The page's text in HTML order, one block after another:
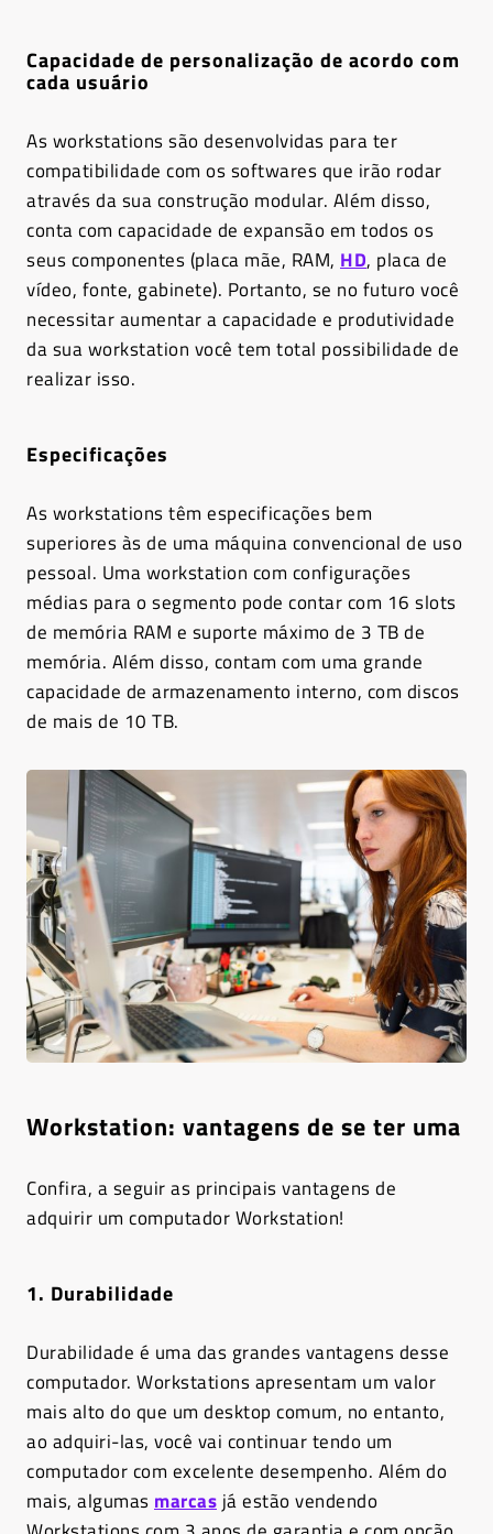
Capacidade de personalização de acordo com
cada usuário
As workstations são desenvolvidas para ter
compatibilidade com os softwares que irão rodar
através da sua construção modular. Além disso,
conta com capacidade de expansão em todos os
seus componentes (placa mãe, RAM, HD, placa de
vídeo, fonte, gabinete). Portanto, se no futuro você
necessitar aumentar a capacidade e produtividade
da sua workstation você tem total possibilidade de
realizar isso.
Especificações
As workstations têm especificações bem
superiores às de uma máquina convencional de uso
pessoal. Uma workstation com configurações
médias para o segmento pode contar com 16 slots
de memória RAM e suporte máximo de 3 TB de
memória. Além disso, contam com uma grande
capacidade de armazenamento interno, com discos
de mais de 10 TB.
Workstation: vantagens de se ter uma
Confira, a seguir as principais vantagens de
adquirir um computador Workstation!
1. Durabilidade
Durabilidade é uma das grandes vantagens desse
computador. Workstations apresentam um valor
mais alto do que um desktop comum, no entanto,
ao adquiri-las, você vai continuar tendo um
computador com excelente desempenho. Além do
mais, algumasmarcasjá estão vendendo